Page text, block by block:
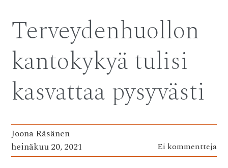
o
o
k
r A
p
p
di
t
Terveydenhuollon
kantokykyä tulisi
kasvattaa pysyvästi
Joona Räsänen
heinäkuu 20, 2021
Ei kommentteja